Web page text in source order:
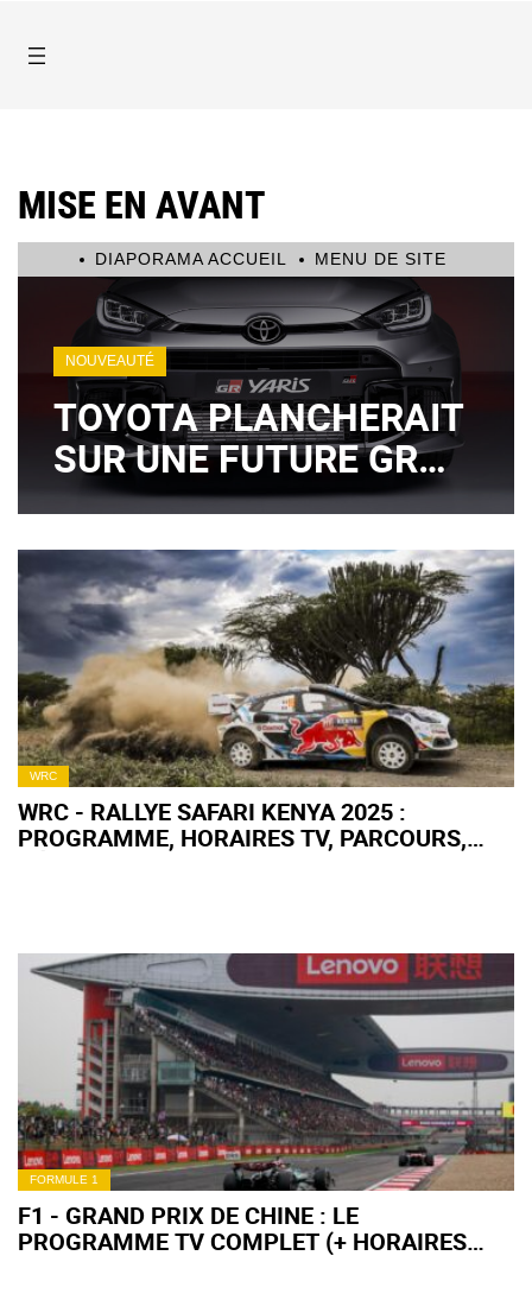
MISE EN AVANT
DIAPORAMA ACCUEIL MENU DE SITE
NOUVEAUTÉ
TOYOTA PLANCHERAIT
SUR UNE FUTURE GR
YARIS À MOTEUR
HYBRIDE
WRC
WRC - RALLYE SAFARI KENYA 2025 :
PROGRAMME, HORAIRES TV, PARCOURS,
FORMULE 1
F1 - GRAND PRIX DE CHINE : LE
PROGRAMME TV COMPLET (+ HORAIRES